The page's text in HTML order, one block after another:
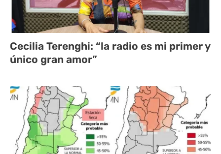
Cecilia Terenghi: “la radio es mi primer y
único gran amor”